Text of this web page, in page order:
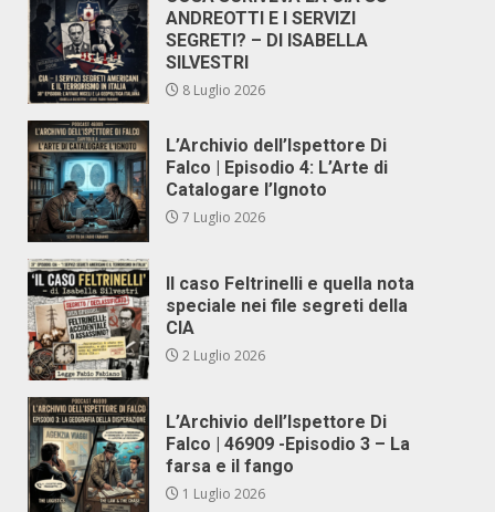
ANDREOTTI E I SERVIZI
SEGRETI? – DI ISABELLA
SILVESTRI
8 Luglio 2026
L’Archivio dell’Ispettore Di
Falco | Episodio 4: L’Arte di
Catalogare l’Ignoto
7 Luglio 2026
Il caso Feltrinelli e quella nota
speciale nei file segreti della
CIA
2 Luglio 2026
L’Archivio dell’Ispettore Di
Falco | 46909 -Episodio 3 – La
farsa e il fango
1 Luglio 2026